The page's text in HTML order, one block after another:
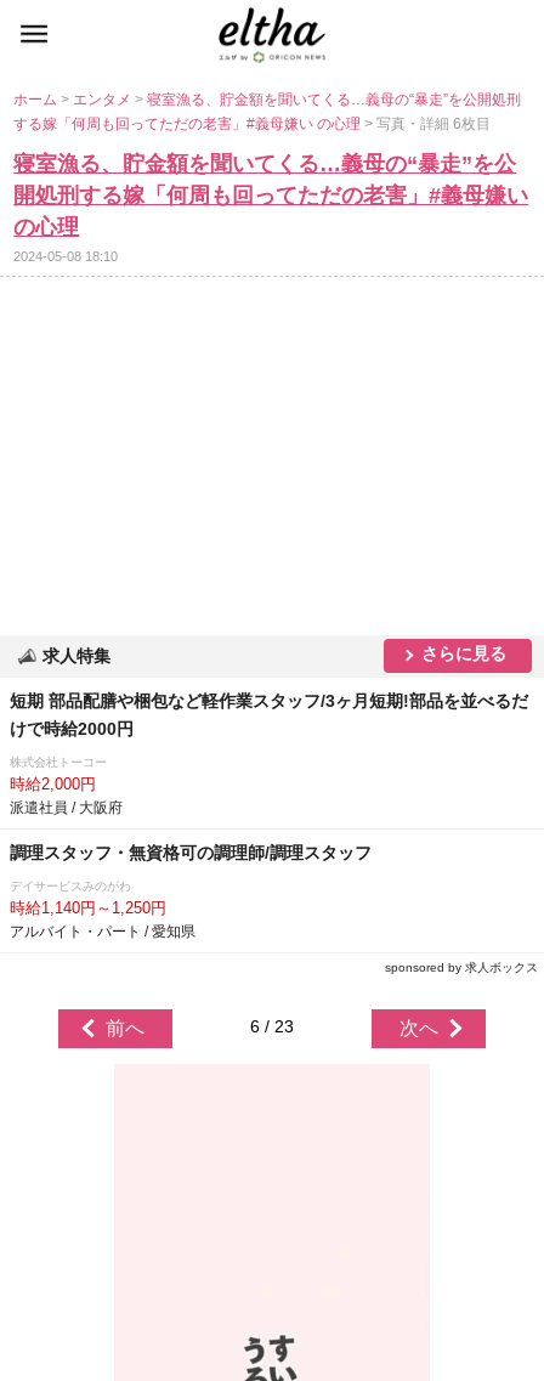
ホーム> エンタメ>寝室漁る、貯金額を聞いてくる…義母の“暴走”を公開処刑
する嫁「何周も回ってただの老害」#義母嫌い の心理> 写真・詳細 6枚目
寝室漁る、貯金額を聞いてくる…義母の“暴走”を公
開処刑する嫁「何周も回ってただの老害」#義母嫌い
の心理
2024-05-08 18:10
求人特集 さらに見る
短期 部品配膳や梱包など軽作業スタッフ/3ヶ月短期!部品を並べるだ
けで時給2000円
株式会社トーコー
時給2,000円
派遣社員 / 大阪府
調理スタッフ・無資格可の調理師/調理スタッフ
デイサービスみのがわ
時給1,140円～1,250円
アルバイト・パート / 愛知県
sponsored by 求人ボックス
前へ 6 / 23 次へ